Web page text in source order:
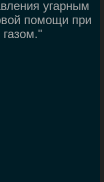
угарным
помощи при